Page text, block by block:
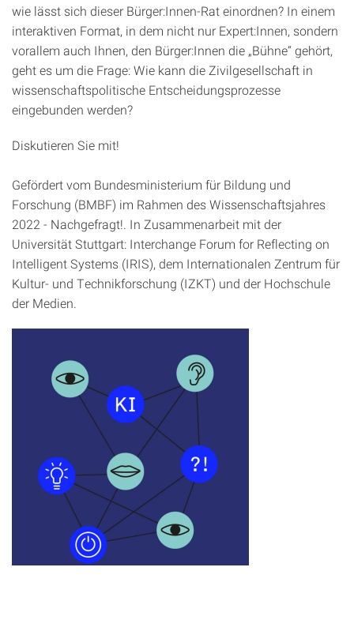
wie lässt sich dieser Bürger:Innen-Rat einordnen? In einem
interaktiven Format, in dem nicht nur Expert:Innen, sondern
vorallem auch Ihnen, den Bürger:Innen die „Bühne“ gehört,
geht es um die Frage: Wie kann die Zivilgesellschaft in
wissenschaftspolitische Entscheidungsprozesse
eingebunden werden?
Diskutieren Sie mit!
Gefördert vom Bundesministerium für Bildung und
Forschung (BMBF) im Rahmen des Wissenschaftsjahres
2022 - Nachgefragt!. In Zusammenarbeit mit der
Universität Stuttgart: Interchange Forum for Reflecting on
Intelligent Systems (IRIS), dem Internationalen Zentrum für
Kultur- und Technikforschung (IZKT) und der Hochschule
der Medien.